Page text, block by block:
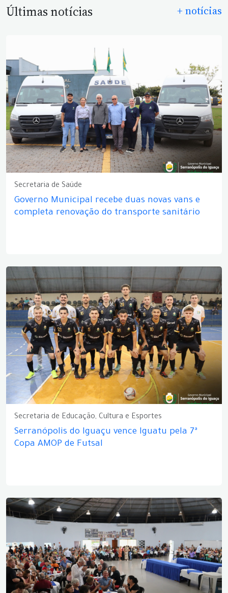
Últimas notícias + notícias
Secretaria de Saúde
Governo Municipal recebe duas novas vans e
completa renovação do transporte sanitário
Secretaria de Educação, Cultura e Esportes
Serranópolis do Iguaçu vence Iguatu pela 7ª
Copa AMOP de Futsal